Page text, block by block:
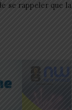
se rappeler que la